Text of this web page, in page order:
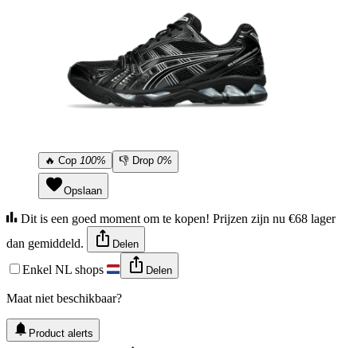
🔥 Cop 100% 👎 Drop 0%
Opslaan
Dit is een goed moment om te kopen! Prijzen zijn nu €68 lager
dan gemiddeld.
Delen
Enkel NL shops Delen
Maat niet beschikbaar?
Product alerts